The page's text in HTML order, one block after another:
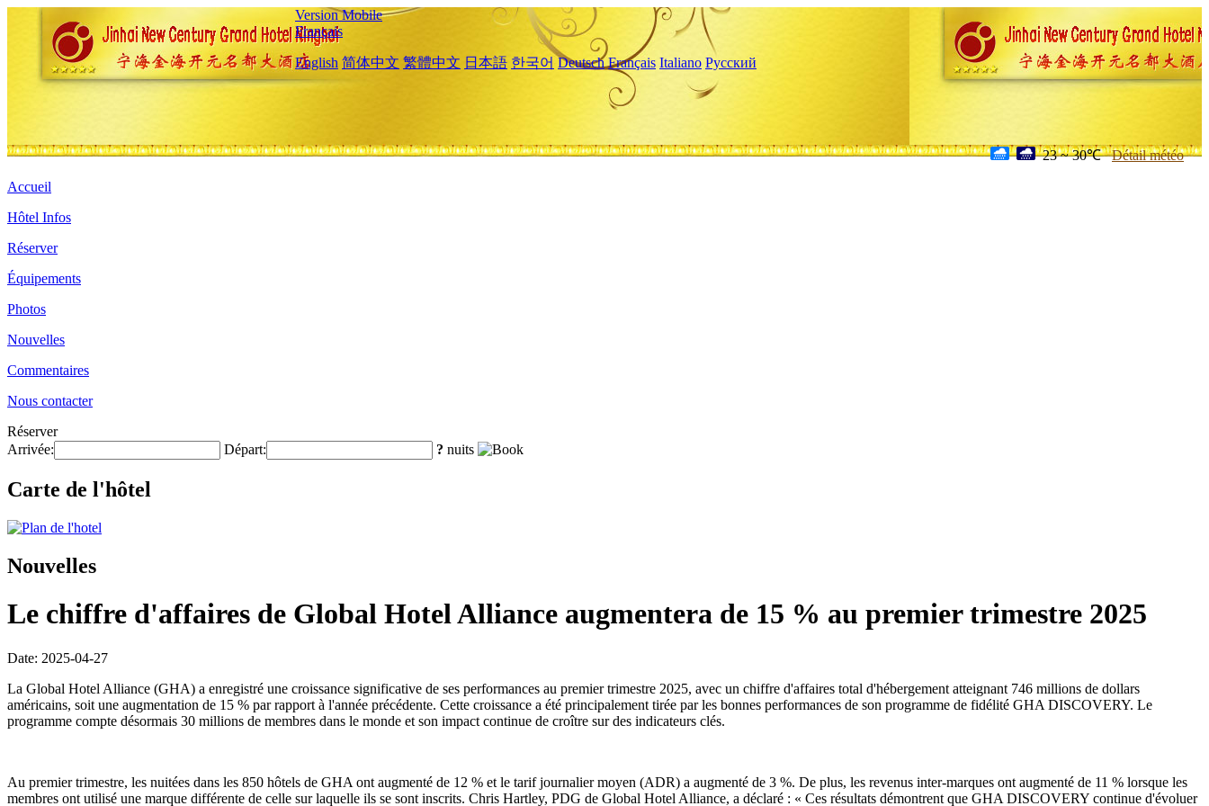
Version Mobile
Français
English 简体中文 繁體中文 日本語 한국어 Deutsch Français Italiano Русский
23 ~ 30℃ Détail météo
Accueil
Hôtel Infos
Réserver
Équipements
Photos
Nouvelles
Commentaires
Nous contacter
Réserver
Arrivée:
Départ: ? nuits
Carte de l'hôtel
Nouvelles
Le chiffre d'affaires de Global Hotel Alliance augmentera de 15 % au premier trimestre 2025
Date: 2025-04-27
La Global Hotel Alliance (GHA) a enregistré une croissance significative de ses performances au premier trimestre 2025, avec un chiffre d'affaires total d'hébergement atteignant 746 millions de dollars
américains, soit une augmentation de 15 % par rapport à l'année précédente. Cette croissance a été principalement tirée par les bonnes performances de son programme de fidélité GHA DISCOVERY. Le
programme compte désormais 30 millions de membres dans le monde et son impact continue de croître sur des indicateurs clés.
Au premier trimestre, les nuitées dans les 850 hôtels de GHA ont augmenté de 12 % et le tarif journalier moyen (ADR) a augmenté de 3 %. De plus, les revenus inter-marques ont augmenté de 11 % lorsque les
membres ont utilisé une marque différente de celle sur laquelle ils se sont inscrits. Chris Hartley, PDG de Global Hotel Alliance, a déclaré : « Ces résultats démontrent que GHA DISCOVERY continue d'évoluer